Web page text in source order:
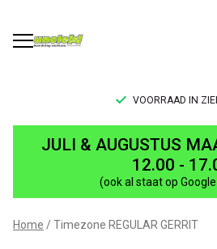
VOORRAAD IN
Timezone
REGULAR
GERRIT
JULI & AUGUSTUS
12.00 -
(ook al staat op
Home Timezone REGULAR GERRIT